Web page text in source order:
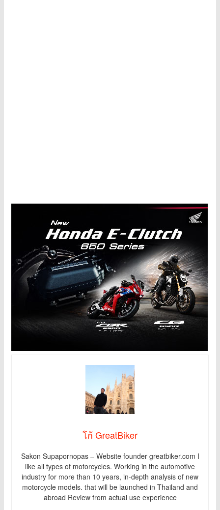
โก้ GreatBiker
Sakon Supapornopas – Website founder greatbiker.com I
like all types of motorcycles. Working in the automotive
industry for more than 10 years, in-depth analysis of new
motorcycle models. that will be launched in Thailand and
abroad Review from actual use experience